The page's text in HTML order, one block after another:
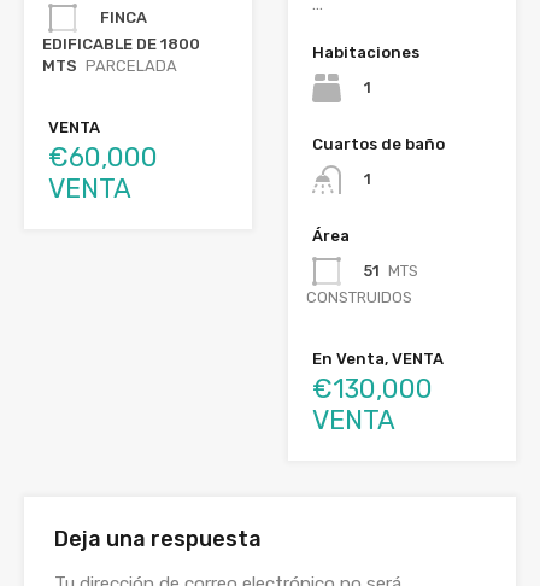
FINCA
EDIFICABLE DE 1800
MTS PARCELADA
VENTA
€60,000
VENTA
Habitaciones
1
Cuartos de baño
1
Área
51 MTS
CONSTRUIDOS
En Venta, VENTA
€130,000
VENTA
Deja una respuesta